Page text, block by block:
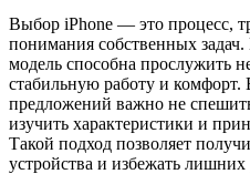
Выбор iPhone — это процесс,
понимания собственных
модель способна прослужить
стабильную работу и комфорт.
предложений важно не
изучить характеристики и
Такой подход позволяет
устройства и избежать лишних